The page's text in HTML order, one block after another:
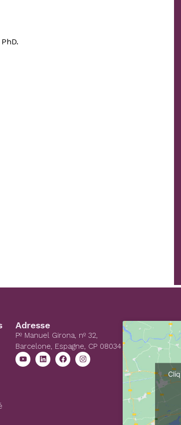
Adresse
Pº Manuel Girona, nº 32,
Barcelone, Espagne, CP 08034